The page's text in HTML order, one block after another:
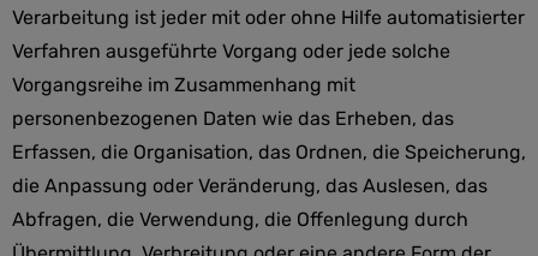
Verarbeitung ist jeder mit oder ohne Hilfe automatisierter
Verfahren ausgeführte Vorgang oder jede solche
Vorgangsreihe im Zusammenhang mit
personenbezogenen Daten wie das Erheben, das
Erfassen, die Organisation, das Ordnen, die Speicherung,
die Anpassung oder Veränderung, das Auslesen, das
Abfragen, die Verwendung, die Offenlegung durch